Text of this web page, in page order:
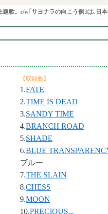
歌。c/w｢サヨナラの向こう側｣は､日
【収録曲】
1.FATE
2.TIME IS DEAD
3.SANDY TIME
4.BRANCH ROAD
5.SHADE
6.BLUE
ブルー
7.THE SLAIN
8.CHESS
9.MOON
10.PRECIOUS...